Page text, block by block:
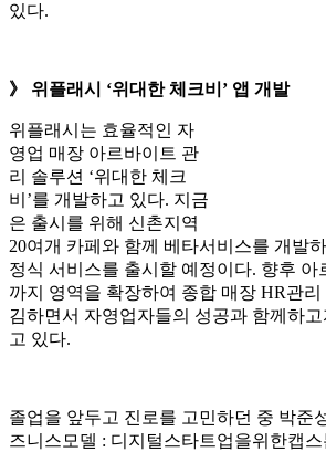
있다.
》 위플래시 ‘위대한 체크비’ 앱 개발
위플래시는 효율적인 자
영업 매장 아르바이트 관
리 솔루션 ‘위대한 체크
비’를 개발하고 있다. 지금
은 출시를 위해 신촌지역
20여개 카페와 함께 베타서비스를 개발
정식 서비스를 출시할 예정이다. 향후 아
까지 영역을 확장하여 종합 매장 HR관
김하면서 자영업자들의 성공과 함께하
고 있다.
졸업을 앞두고 진로를 고민하던 중 박준
즈니스모델 : 디지털스타트업을위한캡